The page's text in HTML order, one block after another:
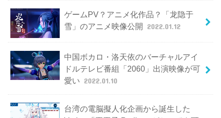
ゲームPV？アニメ化作品？「龙隐于
雪」のアニメ映像公開 2022.01.12
中国ボカロ・洛天依のバーチャルアイ
ドルテレビ番組「2060」出演映像が可
愛い 2022.01.10
台湾の電脳擬人化企画から誕生した